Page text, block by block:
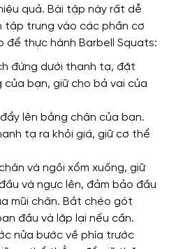
quả. Bài tập này rất dễ
tập trung vào các phần cơ
để thực hành Barbell Squats:
đứng dưới thanh tạ, đặt
bạn, giữ cho bả vai của
lên bằng chân của bạn.
tạ ra khỏi giá, giữ cơ thể
và ngồi xổm xuống, giữ
và ngực lên, đảm bảo đầu
mũi chân. Bắt chéo gót
đầu và lặp lại nếu cần.
nửa bước về phía trước